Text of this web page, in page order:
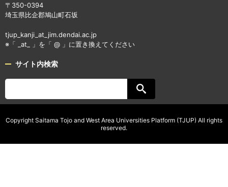
〒350-0394
埼玉県比企郡鳩山町石坂
tjup_kanji_at_jim.dendai.ac.jp
※「 _at_ 」を「 @ 」に置き換えてください
サイト内検索
Copyright Saitama Tojo and West Area Universities Platform (TJUP) All rights
reserved.